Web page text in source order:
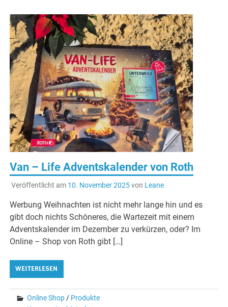
Van – Life Adventskalender von Roth
Veröffentlicht am 10. November 2025von Leane
Werbung Weihnachten ist nicht mehr lange hin und es
gibt doch nichts Schöneres, die Wartezeit mit einem
Adventskalender im Dezember zu verkürzen, oder? Im
Online – Shop von Roth gibt […]
WEITERLESEN
Online Shop / Produkte